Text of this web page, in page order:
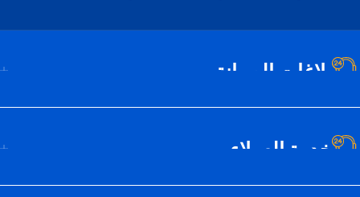
بلاغات الصيانة
خدمة العملاء